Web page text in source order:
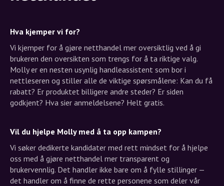
Hva kjemper vi for?
Vi kjemper for å gjøre netthandel mer oversiktlig ved å gi
brukeren den oversikten som trengs for å ta riktige valg.
Molly er en nesten usynlig handleassistent som bor i
nettleseren og stiller alle de viktige spørsmålene: Kan du få
rabatt? Er produktet billigere andre steder? Er siden
godkjent? Hva sier anmeldelsene? Helt gratis.
Vil du hjelpe Molly med å ta opp kampen?
Vi søker dedikerte kandidater med rett mindset for å hjelpe
oss med å gjøre netthandel mer transparent og
brukervennlig. Det handler ikke bare om å fylle stillinger —
det handler om å finne de rette personene som deler vår